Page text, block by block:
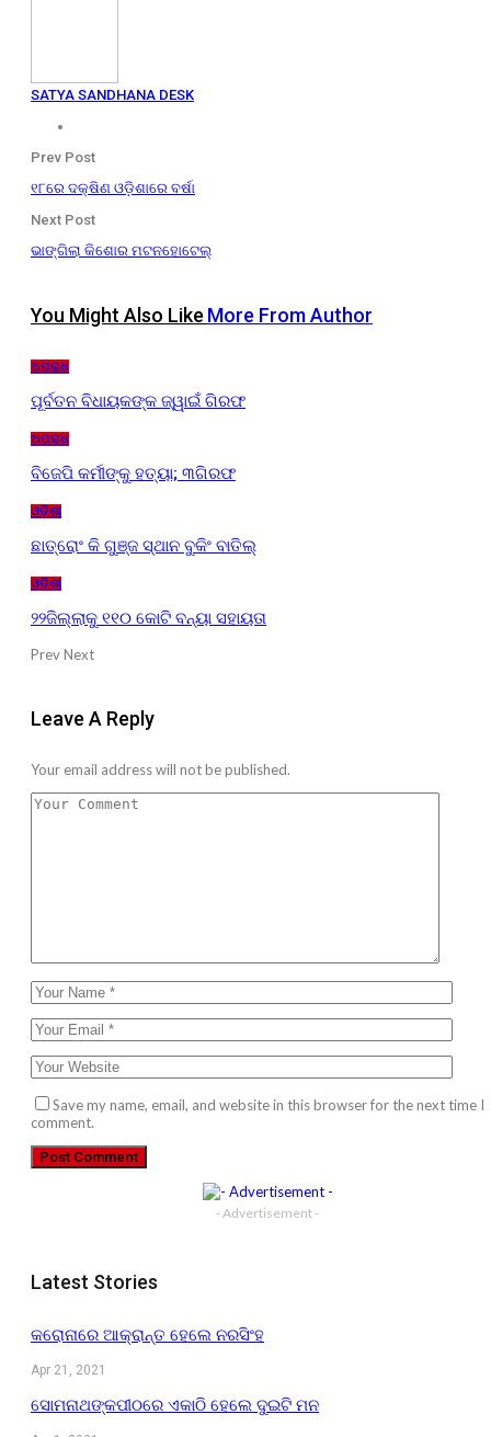
SATYA SANDHANA DESK
Prev Post
୧୮ରେ ଦକ୍ଷିଣ ଓଡ଼ିଶାରେ ବର୍ଷା
Next Post
ଭାଙ୍ଗିଲା କିଶୋର ମଟନହୋଟେଲ୍
You Might Also Like More From Author
ଅପରାଧ
ପୂର୍ବତନ ବିଧାୟକଙ୍କ ଜ୍ୱାଇଁ ଗିରଫ
ଅପରାଧ
ବିଜେପି କର୍ମୀଙ୍କୁ ହତ୍ୟା; ୩ଗିରଫ
ଓଡ଼ିଶା
ଛାତ୍ରୋଂ କି ଗୁଞ୍ଜ ସ୍ଥାନ ବୁକିଂ ବାତିଲ୍
ଓଡ଼ିଶା
୨୨ଜିଲ୍ଲାକୁ ୧୧୦ କୋଟି ବନ୍ୟା ସହାୟତା
PrevNext
Leave A Reply
Your email address will not be published.
Save my name, email, and website in this browser for the next time I
comment.
- Advertisement -
Latest Stories
କରୋନାରେ ଆକ୍ରାନ୍ତ ହେଲେ ନରସିଂହ
Apr 21, 2021
ସୋମନାଥଙ୍କପୀଠରେ ଏକାଠି ହେଲେ ଦୁଇଟି ମନ